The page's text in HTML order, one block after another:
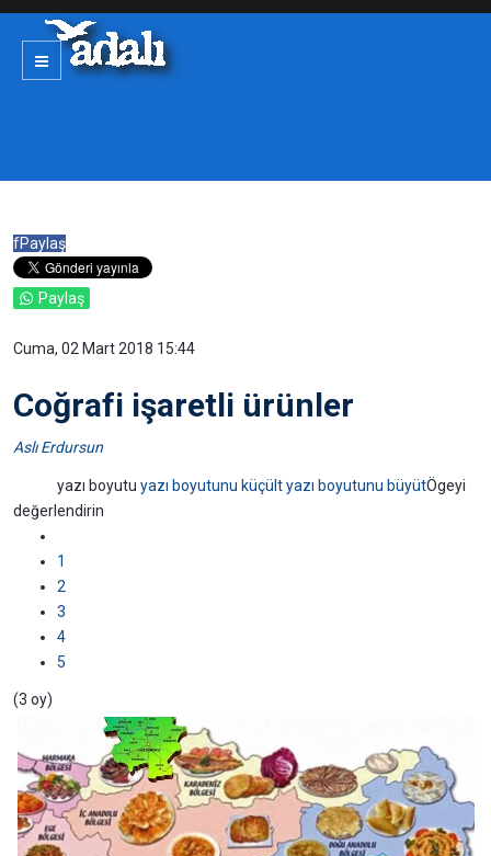
fPaylaş
Paylaş
Cuma, 02 Mart 2018 15:44
Coğrafi işaretli ürünler
Aslı Erdursun
yazı boyutu yazı boyutunu küçült yazı boyutunu büyütÖgeyi
değerlendirin
1
2
3
4
5
(3 oy)